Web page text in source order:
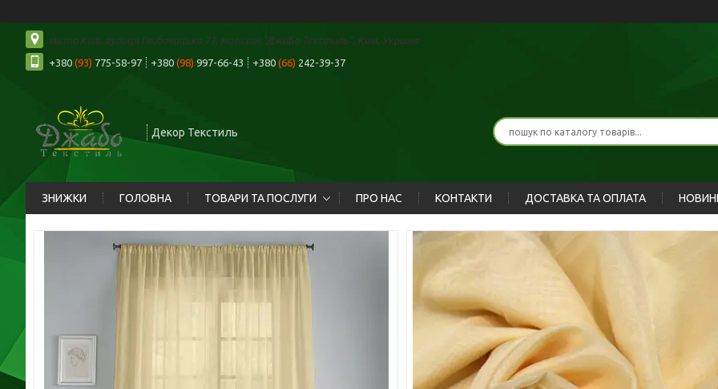
місто Київ, вулиця Глибочицька 71, магазин "ДжаБо Текстиль", Київ, Україна
+380 (93) 775-58-97 +380 (98) 997-66-43 +380 (66) 242-39-37
Декор Текстиль
ЗНИЖКИ ГОЛОВНА ТОВАРИ ТА ПОСЛУГИ ПРО НАС КОНТАКТИ ДОСТАВКА ТА ОПЛАТА